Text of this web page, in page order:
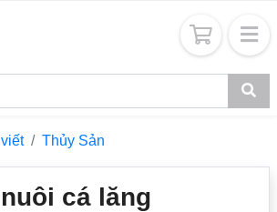
Thủy Sản
cá lăng